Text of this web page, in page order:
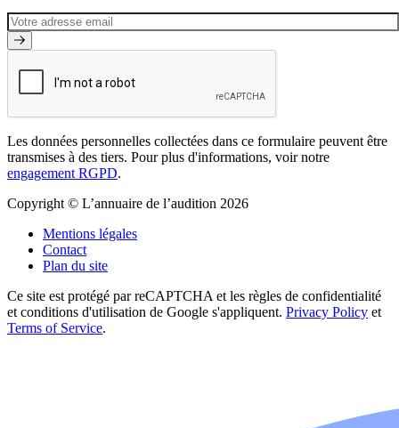
Les données personnelles collectées dans ce formulaire peuvent être
transmises à des tiers. Pour plus d'informations, voir notre
engagement RGPD.
Copyright © L’annuaire de l’audition 2026
Mentions légales
Contact
Plan du site
Ce site est protégé par reCAPTCHA et les règles de confidentialité
et conditions d'utilisation de Google s'appliquent. Privacy Policy et
Terms of Service.